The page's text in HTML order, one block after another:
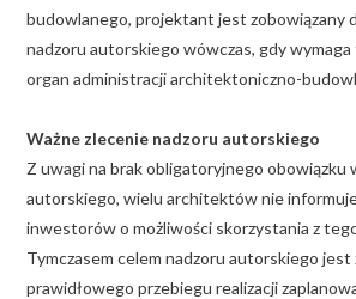
budowlanego, projektant jest zobowiązany
nadzoru autorskiego wówczas, gdy
organ administracji architektoniczno-
Ważne zlecenie nadzoru autorskiego
Z uwagi na brak obligatoryjnego obowiązku
autorskiego, wielu architektów nie
inwestorów o możliwości skorzystania z
Tymczasem celem nadzoru autorskiego
prawidłowego przebiegu realizacji